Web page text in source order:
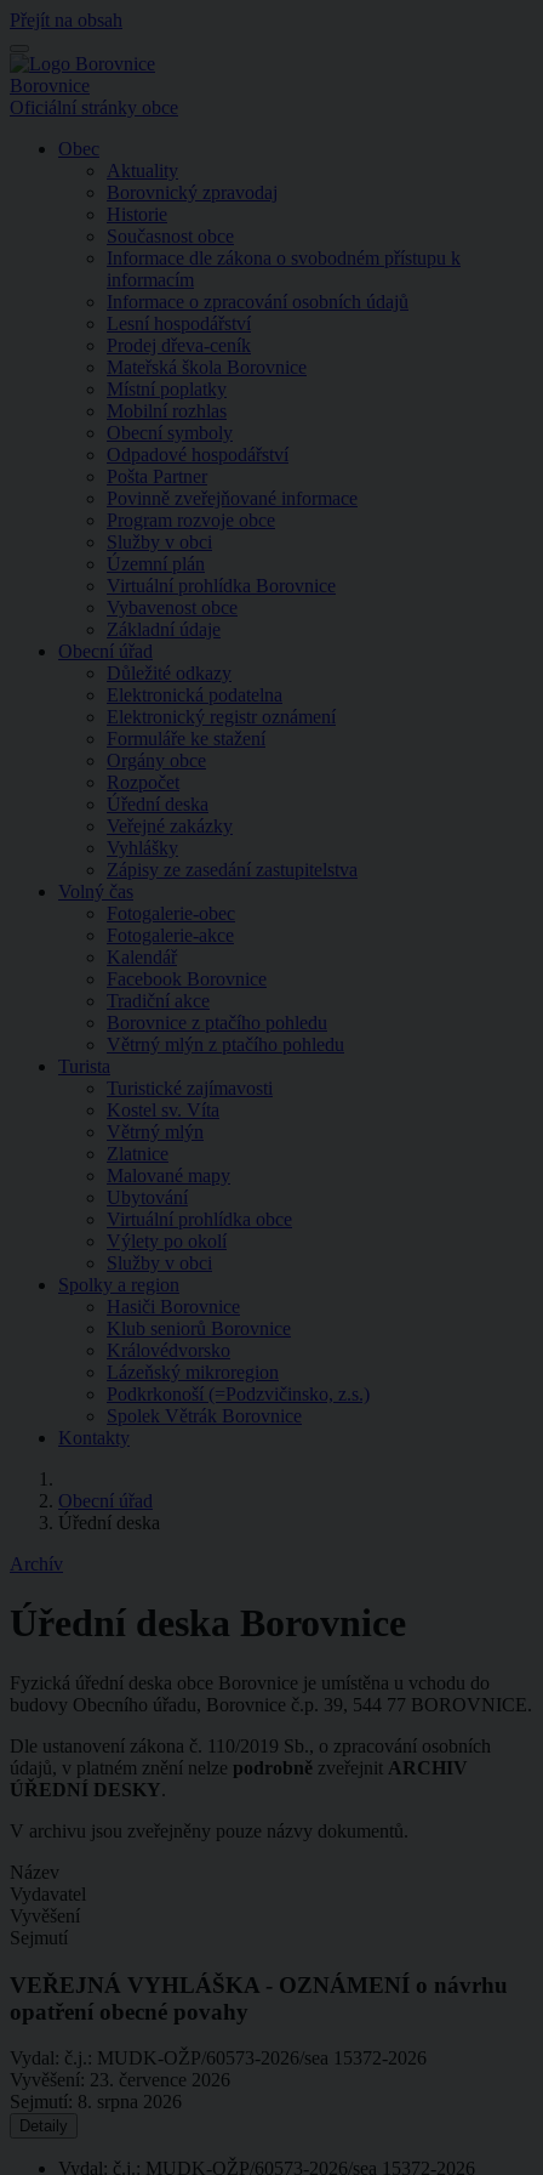
Přejít na obsah
Menu
Borovnice
Oficiální stránky obce
Obec
Aktuality
Borovnický zpravodaj
Historie
Současnost obce
Informace dle zákona o svobodném přístupu k
informacím
Informace o zpracování osobních údajů
Lesní hospodářství
Prodej dřeva-ceník
Mateřská škola Borovnice
Místní poplatky
Mobilní rozhlas
Obecní symboly
Odpadové hospodářství
Pošta Partner
Povinně zveřejňované informace
Program rozvoje obce
Služby v obci
Územní plán
Virtuální prohlídka Borovnice
Vybavenost obce
Základní údaje
Obecní úřad
Důležité odkazy
Elektronická podatelna
Elektronický registr oznámení
Formuláře ke stažení
Orgány obce
Rozpočet
Úřední deska
Veřejné zakázky
Vyhlášky
Zápisy ze zasedání zastupitelstva
Volný čas
Fotogalerie-obec
Fotogalerie-akce
Kalendář
Facebook Borovnice
Tradiční akce
Borovnice z ptačího pohledu
Větrný mlýn z ptačího pohledu
Turista
Turistické zajímavosti
Kostel sv. Víta
Větrný mlýn
Zlatnice
Malované mapy
Ubytování
Virtuální prohlídka obce
Výlety po okolí
Služby v obci
Spolky a region
Hasiči Borovnice
Klub seniorů Borovnice
Královédvorsko
Lázeňský mikroregion
Podkrkonoší (=Podzvičinsko, z.s.)
Spolek Větrák Borovnice
Kontakty
Obecní úřad
Úřední deska
Archív
Úřední deska Borovnice
Fyzická úřední deska obce Borovnice je umístěna u vchodu do
budovy Obecního úřadu, Borovnice č.p. 39, 544 77 BOROVNICE.
Dle ustanovení zákona č. 110/2019 Sb., o zpracování osobních
údajů, v platném znění nelze podrobně zveřejnit ARCHIV
ÚŘEDNÍ DESKY.
V archivu jsou zveřejněny pouze názvy dokumentů.
Název
Vydavatel
Vyvěšení
Sejmutí
VEŘEJNÁ VYHLÁŠKA - OZNÁMENÍ o návrhu
opatření obecné povahy
Vydal: č.j.: MUDK-OŽP/60573-2026/sea 15372-2026
Vyvěšení: 23. července 2026
Sejmutí: 8. srpna 2026
Detaily
Vydal: č.j.: MUDK-OŽP/60573-2026/sea 15372-2026